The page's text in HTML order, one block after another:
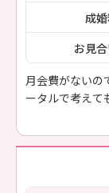
成
お見
月会費がないの
ータルで考え